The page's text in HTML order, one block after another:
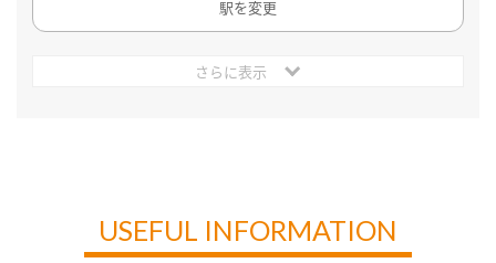
駅を変更
さらに表示
USEFUL INFORMATION